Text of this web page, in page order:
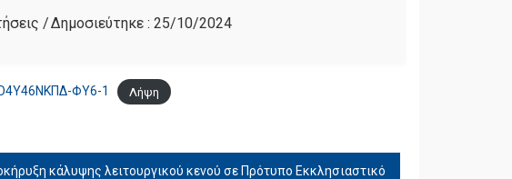
/Δημοσιεύτηκε : 25/10/2024
ΦΥ6-1 Λήψη
κάλυψης λειτουργικού κενού σε Πρότυπο Εκκλησιαστικό